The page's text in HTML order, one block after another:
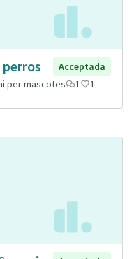
perros
Acceptada
per mascotes 1 1